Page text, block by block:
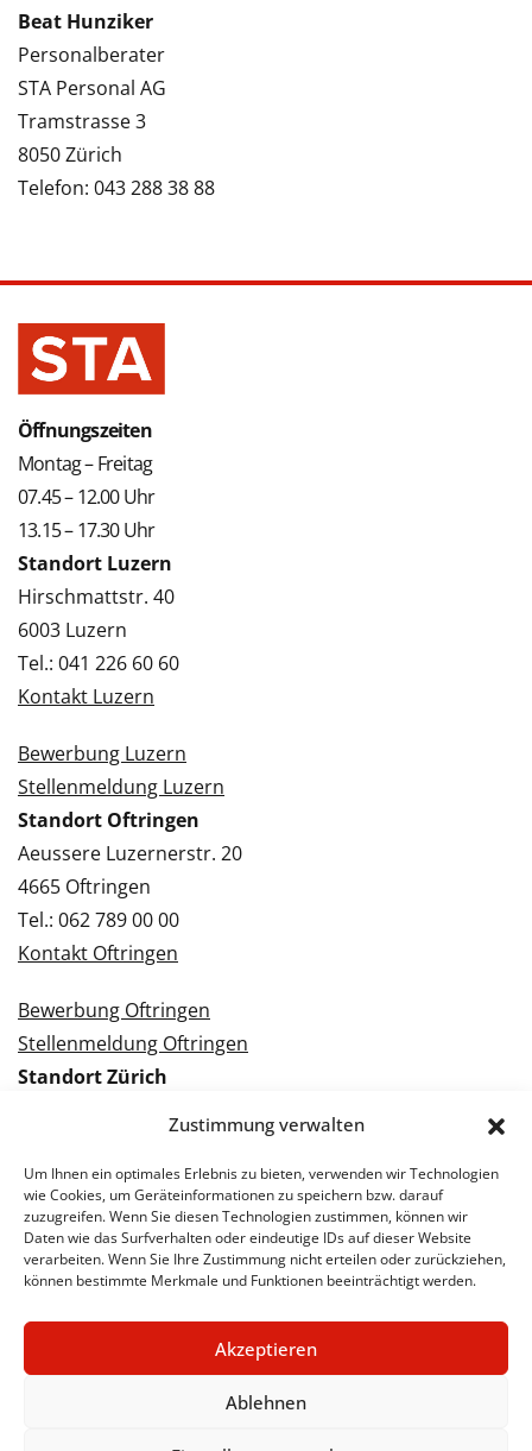
Zustimmung verwalten
Um Ihnen ein optimales Erlebnis zu bieten, verwenden wir Technologien
wie Cookies, um Geräteinformationen zu speichern bzw. darauf
zuzugreifen. Wenn Sie diesen Technologien zustimmen, können wir
Daten wie das Surfverhalten oder eindeutige IDs auf dieser Website
verarbeiten. Wenn Sie Ihre Zustimmung nicht erteilen oder zurückziehen,
können bestimmte Merkmale und Funktionen beeinträchtigt werden.
Akzeptieren
Ablehnen
Beat Hunziker
Personalberater
STA Personal AG
Tramstrasse 3
8050 Zürich
Telefon: 043 288 38 88
Öffnungszeiten
Montag – Freitag
07.45 – 12.00 Uhr
13.15 – 17.30 Uhr
Standort Luzern
Hirschmattstr. 40
6003 Luzern
Tel.: 041 226 60 60
Kontakt Luzern
Bewerbung Luzern
Stellenmeldung Luzern
Standort Oftringen
Aeussere Luzernerstr. 20
4665 Oftringen
Tel.: 062 789 00 00
Kontakt Oftringen
Bewerbung Oftringen
Stellenmeldung Oftringen
Standort Zürich
Tel.: 043 288 38 88
Kontakt Zürich
Bewerbung Zürich
ImpressumDatenschutzerklärung